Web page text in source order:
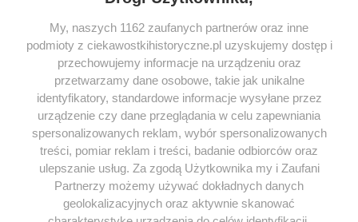
SERWIS
SPOŁECZNOŚĆ
WSPÓŁPRACA
KONTAKT
My, naszych 1162 zaufanych partnerów oraz inne
podmioty z ciekawostkihistoryczne.pl uzyskujemy dostęp i
przechowujemy informacje na urządzeniu oraz
przetwarzamy dane osobowe, takie jak unikalne
identyfikatory, standardowe informacje wysyłane przez
urządzenie czy dane przeglądania w celu zapewniania
spersonalizowanych reklam, wybór spersonalizowanych
treści, pomiar reklam i treści, badanie odbiorców oraz
ulepszanie usług. Za zgodą Użytkownika my i Zaufani
Partnerzy możemy używać dokładnych danych
geolokalizacyjnych oraz aktywnie skanować